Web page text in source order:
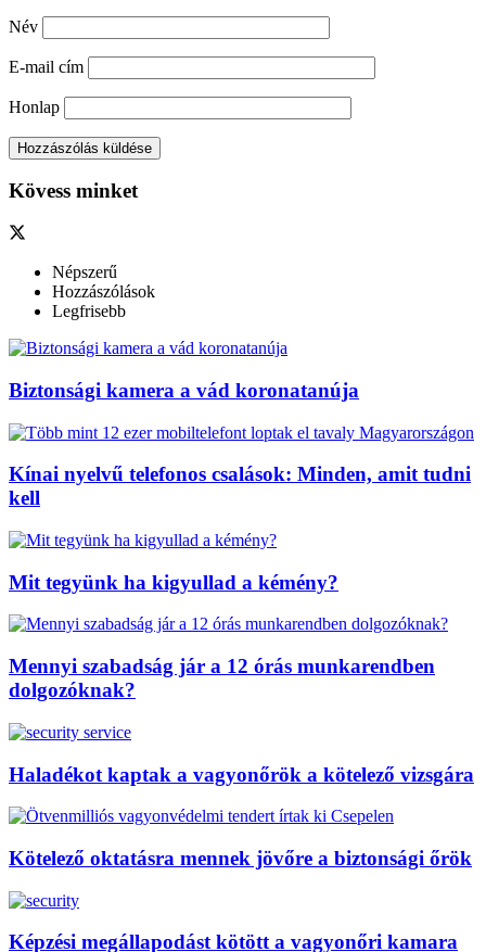
Név
E-mail cím
Honlap
Kövess minket
Népszerű
Hozzászólások
Legfrisebb
Biztonsági kamera a vád koronatanúja
Kínai nyelvű telefonos csalások: Minden, amit tudni
kell
Mit tegyünk ha kigyullad a kémény?
Mennyi szabadság jár a 12 órás munkarendben
dolgozóknak?
Haladékot kaptak a vagyonőrök a kötelező vizsgára
Kötelező oktatásra mennek jövőre a biztonsági őrök
Képzési megállapodást kötött a vagyonőri kamara